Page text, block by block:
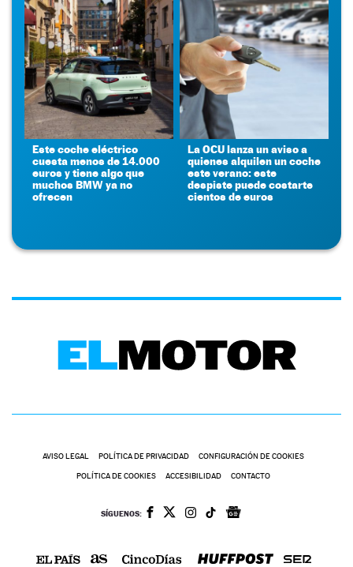
Este coche eléctrico
cuesta menos de 14.000
euros y tiene algo que
muchos BMW ya no
ofrecen
La OCU lanza un aviso a
quienes alquilen un coche
este verano: este
despiste puede costarte
cientos de euros
AVISO LEGAL POLÍTICA DE PRIVACIDAD CONFIGURACIÓN DE COOKIES
POLÍTICA DE COOKIES ACCESIBILIDAD CONTACTO
SÍGUENOS: